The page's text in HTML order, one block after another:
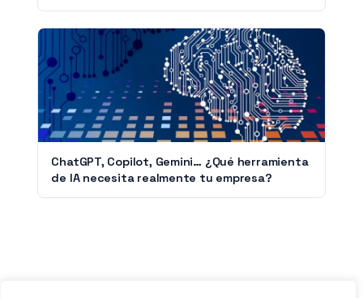
ChatGPT, Copilot, Gemini… ¿Qué herramienta
de IA necesita realmente tu empresa?